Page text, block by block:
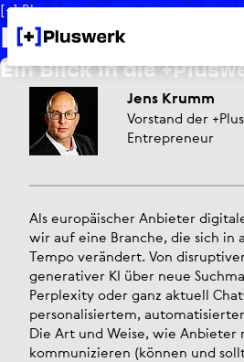
[+] Blog
Digital
Ein Blick in die
Jens Krumm
Vorstand der
Entrepreneur
Als europäischer Anbieter
wir auf eine Branche, die sich in
Tempo verändert. Von
generativer KI über neue
Perplexity oder ganz aktuell
per­so­na­li­siertem,
Die Art und Weise, wie Anbieter
kommunizieren (können und